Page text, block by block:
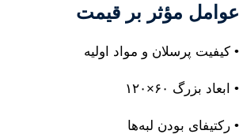
عوامل مؤثر بر قیمت
• کیفیت پرسلان و مواد اولیه
• ابعاد بزرگ ۶۰×۱۲۰
• رکتیفای بودن لبه‌ها